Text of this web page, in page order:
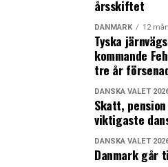
– Jag utesluter inte ytterligare
som Trafikverket utreder. Det
utreds ju utvecklingen av nya
Ministern framhåller i
motsvarigheter till flera av
den danska sidan sundet.
regeringen nu har beslutat om
Svedab-paketet. Det
årsskiftet
DANMARK 12
Tyska
kommande
tre år
DANSKA VALET
Skatt,
viktigaste
DANSKA VALET
Danmark går